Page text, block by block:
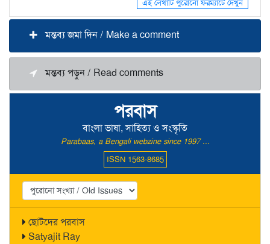
পরবাস
বাংলা ভাষা, সাহিত্য ও সংস্কৃতি
Parabaas, a Bengali webzine since 1997 ...
ISSN 1563-8685
ছোটদের পরবাস
Satyajit Ray
এই লেখাটি পুরোনো ফরম্যাটে দেখুন
মন্তব্য জমা দিন / Make a comment
মন্তব্য পড়ুন / Read comments